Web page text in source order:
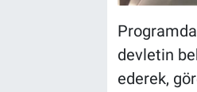
devletin
ederek,